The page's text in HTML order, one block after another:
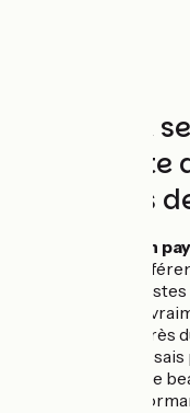
Comment
découverte
Des coups
France est un
paysages très
montagne aux
Pays Basque est
c’était vraiment très
plu, je ne
Il me reste encore
Bretagne et la